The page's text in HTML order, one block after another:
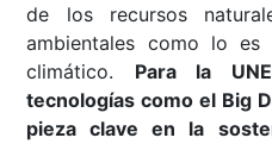
de los recursos
ambientales como lo
climático. Para la
tecnologías como el Big
pieza clave en la